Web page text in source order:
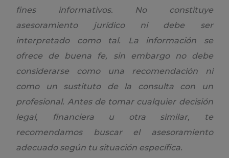
fines informativos. No constituye
asesoramiento jurídico ni debe ser
interpretado como tal. La información se
ofrece de buena fe, sin embargo no debe
considerarse como una recomendación ni
como un sustituto de la consulta con un
profesional. Antes de tomar cualquier decisión
legal, financiera u otra similar, te
recomendamos buscar el asesoramiento
adecuado según tu situación específica.